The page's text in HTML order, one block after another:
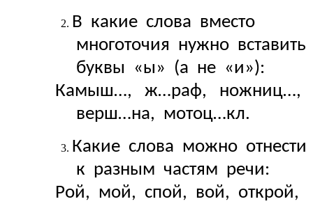
В какие слова вместо
многоточия нужно вставить
буквы «ы» (а не «и»):
Камыш…, ж…раф, ножниц…,
верш…на, мотоц…кл.
Какие слова можно отнести
к разным частям речи:
Рой, мой, спой, вой, открой,